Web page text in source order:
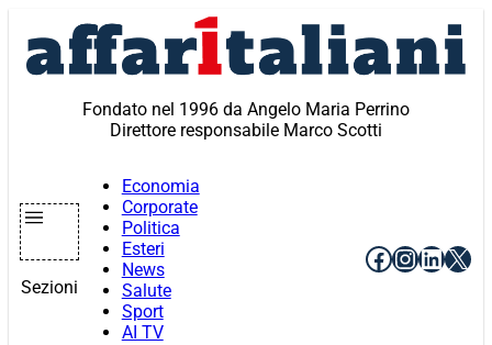
contenuto
Fondato nel 1996 da Angelo Maria Perrino
Direttore responsabile Marco Scotti
Sezioni
Economia
Corporate
Politica
Esteri
News
Salute
Sport
AI TV
Facebook
X